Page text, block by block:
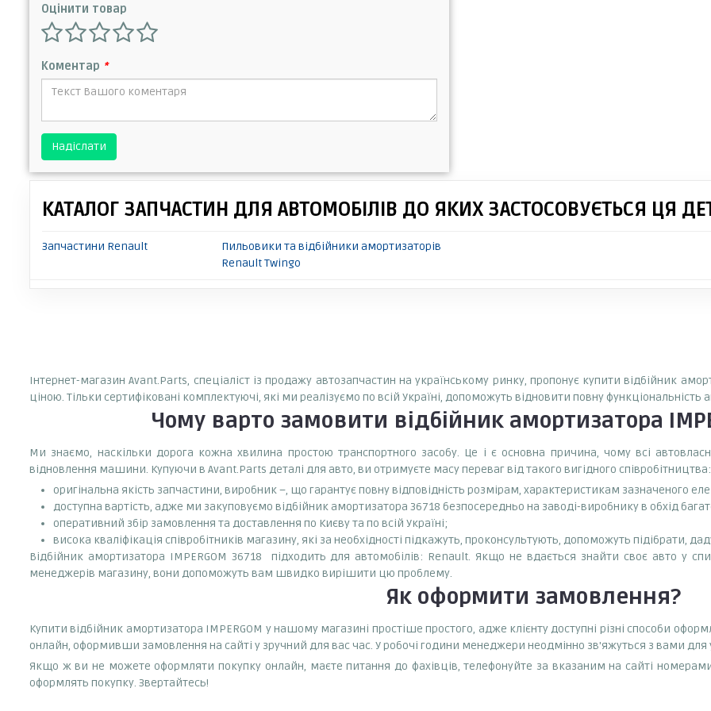
Оцінити товар
Коментар *
Надіслати
КАТАЛОГ ЗАПЧАСТИН ДЛЯ АВТОМОБІЛІВ ДО ЯКИХ ЗАСТОСОВУЄТЬСЯ ЦЯ
Запчастини Renault
Пильовики та відбійники амортизаторів
Renault Twingo
Інтернет-магазин Avant.Parts, спеціаліст із продажу автозапчастин на українському ринку, пропонує купити відбійник
ціною. Тільки сертифіковані комплектуючі, які ми реалізуємо по всій Україні, допоможуть відновити повну
Чому варто замовити відбійник амортизатора
Ми знаємо, наскільки дорога кожна хвилина простою транспортного засобу. Це і є основна причина, чому всі
відновлення машини. Купуючи в Avant.Parts деталі для авто, ви отримуєте масу переваг від такого вигідного співробітництва:
оригінальна якість запчастини, виробник –, що гарантує повну відповідність розмірам, характеристикам зазначеного
доступна вартість, адже ми закуповуємо відбійник амортизатора 36718 безпосередньо на заводі-виробнику в обхід
оперативний збір замовлення та доставлення по Києву та по всій Україні;
висока кваліфікація співробітників магазину, які за необхідності підкажуть, проконсультують, допоможуть підібрати,
Відбійник амортизатора IMPERGOM 36718 підходить для автомобілів: Renault. Якщо не вдається знайти своє авто у
менеджерів магазину, вони допоможуть вам швидко вирішити цю проблему.
Як оформити замовлення?
Купити відбійник амортизатора IMPERGOM у нашому магазині простіше простого, адже клієнту доступні різні способи
онлайн, оформивши замовлення на сайті у зручний для вас час. У робочі години менеджери неодмінно зв'яжуться з вами
Якщо ж ви не можете оформляти покупку онлайн, маєте питання до фахівців, телефонуйте за вказаним на сайті
оформлять покупку. Звертайтесь!